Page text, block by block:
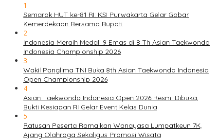
1
Semarak HUT ke-81 RI: KSI Purwakarta Gelar Gobar
Kemerdekaan Bersama Bupati
2
Indonesia Meraih Medali 9 Emas di 8 Th Asian Taekwondo
Indonesia Championship 2026
3
Wakil Panglima TNI Buka 8th Asian Taekwondo Indonesia
Open Championship 2026
4
Asian Taekwondo Indonesia Open 2026 Resmi Dibuka,
Bukti Kesiapan RI Gelar Event Kelas Dunia
5
Ratusan Peserta Ramaikan Wanayasa Lumpatkeun 7K,
Ajang Olahraga Sekaligus Promosi Wisata